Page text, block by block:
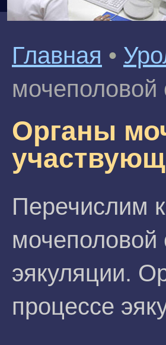
Главная •
мочеполовой
Органы
Перечислим
эякуляции.
процессе